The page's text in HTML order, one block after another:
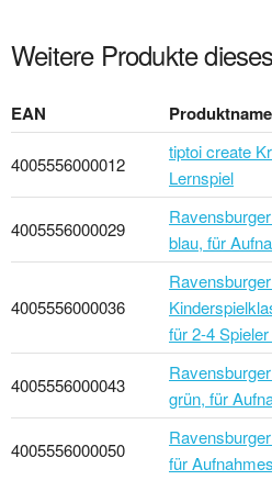
Weitere Produkte
EAN Produktname
4005556000012
tiptoi create
Lernspiel
4005556000029
blau, für
4005556000036
für 2-4
4005556000043
grün, für
4005556000050
für